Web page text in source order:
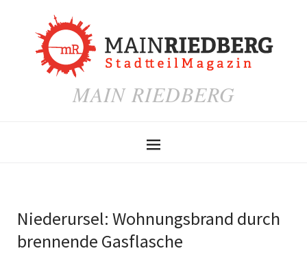
MAIN RIEDBERG
Niederursel: Wohnungsbrand durch
brennende Gasflasche